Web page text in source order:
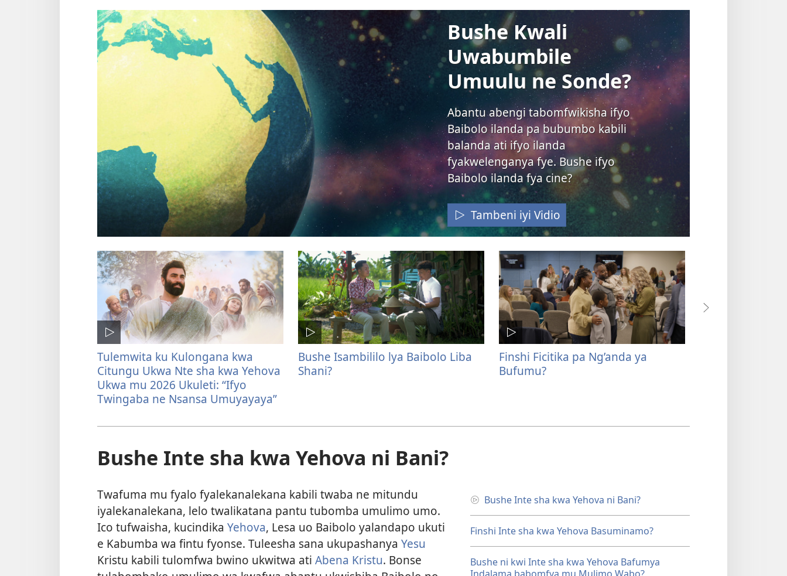
Bushe Kwali
Uwabumbile
Umuulu ne Sonde?
Abantu abengi tabomfwikisha ifyo
Baibolo ilanda pa bubumbo kabili
balanda ati ifyo ilanda
fyakwelenganya fye. Bushe ifyo
Baibolo ilanda fya cine?
Tambeni iyi Vidio
Tulemwita ku Kulongana kwa
Citungu Ukwa Nte sha kwa Yehova
Ukwa mu 2026 Ukuleti: “Ifyo
Twingaba ne Nsansa Umuyayaya”
Bushe Isambililo lya Baibolo Liba
Shani?
Finshi Ficitika pa Ng’anda ya
Bufumu?
Bushe Inte sha kwa Yehova ni Bani?
Twafuma mu fyalo fyalekanalekana kabili twaba ne mitundu
iyalekanalekana, lelo twalikatana pantu tubomba umulimo umo.
Ico tufwaisha, kucindika Yehova, Lesa uo Baibolo yalandapo ukuti
e Kabumba wa fintu fyonse. Tuleesha sana ukupashanya Yesu
Kristu kabili tulomfwa bwino ukwitwa ati Abena Kristu. Bonse
Bushe Inte sha kwa Yehova ni Bani?
Finshi Inte sha kwa Yehova Basuminamo?
Bushe ni kwi Inte sha kwa Yehova Bafumya
Indalama babomfya mu Mulimo Wabo?